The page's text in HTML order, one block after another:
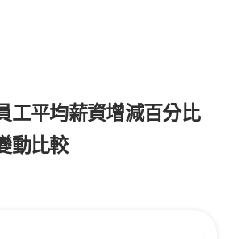
工平均薪資增減百分比
動比較